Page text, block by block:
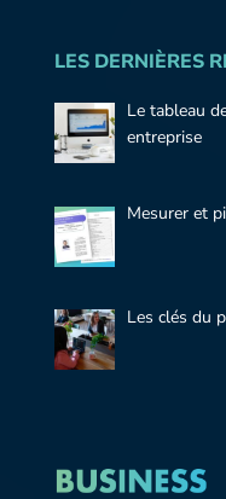
LES DERNIÈRES
Le tableau
entreprise
Mesurer et
Les clés du